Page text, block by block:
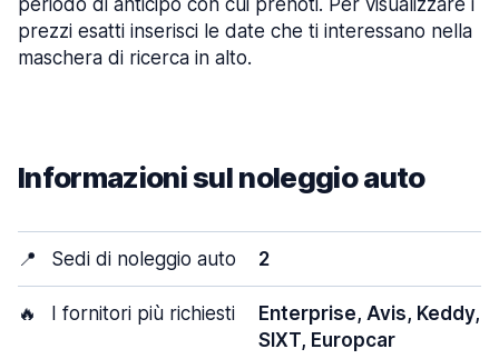
periodo di anticipo con cui prenoti. Per visualizzare i
prezzi esatti inserisci le date che ti interessano nella
maschera di ricerca in alto.
Informazioni sul noleggio auto
📍 Sedi di noleggio auto 2
🔥 I fornitori più richiesti
Enterprise, Avis, Keddy,
SIXT, Europcar